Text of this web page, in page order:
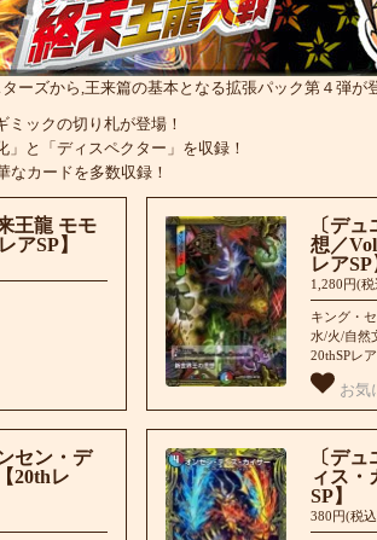
ーズから,王来篇の基本となる拡張パック第４弾が
ックの切り札が登場！
と「ディスペクター」を収録！
なカードを多数収録！
王龍 モモ
アSP】
〔デ
想／
レアSP
1,280円(
キング・
水/火/自然
20thSPレア
お気
セン・デ
20thレ
〔デ
ィス・
SP】
380円(税